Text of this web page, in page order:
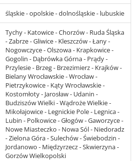
śląskie - opolskie - dolnośląskie - lubuskie
Tychy - Katowice - Chorzów - Ruda Śląska
- Zabrze - Gliwice - Kleszczów - Łany -
Nogowczyce - Olszowa - Krapkowice -
Gogolin - Dąbrówka Górna - Prądy -
Przylesie - Brzeg - Brzezimierz - Krajków -
Bielany Wrocławskie - Wrocław -
Pietrzykowice - Kąty Wrocławskie -
Kostomłoty - Jarosław - Udanin -
Budziszów Wielki - Wądroże Wielkie -
Mikołajowice - Legnickie Pole - Legnica -
Lubin - Polkowice - Głogów - Gaworzyce -
Nowe Miasteczko - Nowa Sól - Niedoradz
- Zielona Góra - Sulechów - Świebodzin -
Jordanowo - Międzyrzecz - Skwierzyna -
Gorzów Wielkopolski